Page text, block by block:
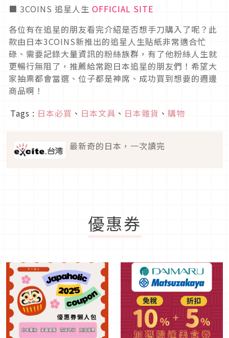
■ 3COINS 追星人生 OFFICIAL SITE
各位有在追星的朋友看完介紹是否想手刀購入了呢？此
款由日本3COINS新推出的追星人生貼紙非常適合忙
碌、需要記錄大量資訊的粉絲族群，有了他粉絲人生就
更暢行無阻了，推薦給常跑日本追星的朋友們！希望大
家抽票都會當選、位子都是神席、成功買到想要的週邊
商品啊！
Tags : 日本必買 、 日本文具 、 日本雜貨 、 購物
最新奇的日本，一次讀完
優惠券